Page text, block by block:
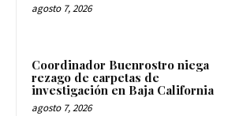
agosto 7, 2026
Coordinador Buenrostro niega
rezago de carpetas de
investigación en Baja California
agosto 7, 2026